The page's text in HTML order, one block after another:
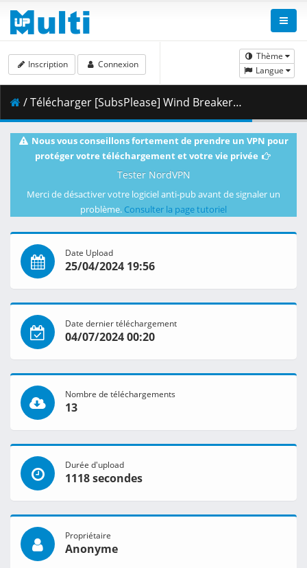
Thème
Langue
Inscription Connexion
/ Télécharger [SubsPlease] Wind Breaker - 04 (1080p) [D320D46F].mkv.001 ( 464.90 MB )
Nous vous conseillons fortement de prendre un VPN pour
protéger votre téléchargement et votre vie privée
Tester NordVPN
Merci de désactiver votre logiciel anti-pub avant de signaler un
problème. Consulter la page tutoriel
Date Upload
25/04/2024 19:56
Date dernier téléchargement
04/07/2024 00:20
Nombre de téléchargements
13
Durée d'upload
1118 secondes
Propriétaire
Anonyme